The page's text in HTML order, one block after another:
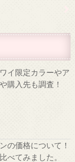
イ限定カラーやア
購入先も調査！
の価格について！
べてみました。